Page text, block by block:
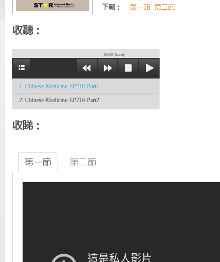
下載：
第一節 第二節
收聽：
00:00 Ready
1. Chinese-Medicine-EP216-Part1
2. Chinese-Medicine-EP216-Part2
收睇：
第一節 第二節